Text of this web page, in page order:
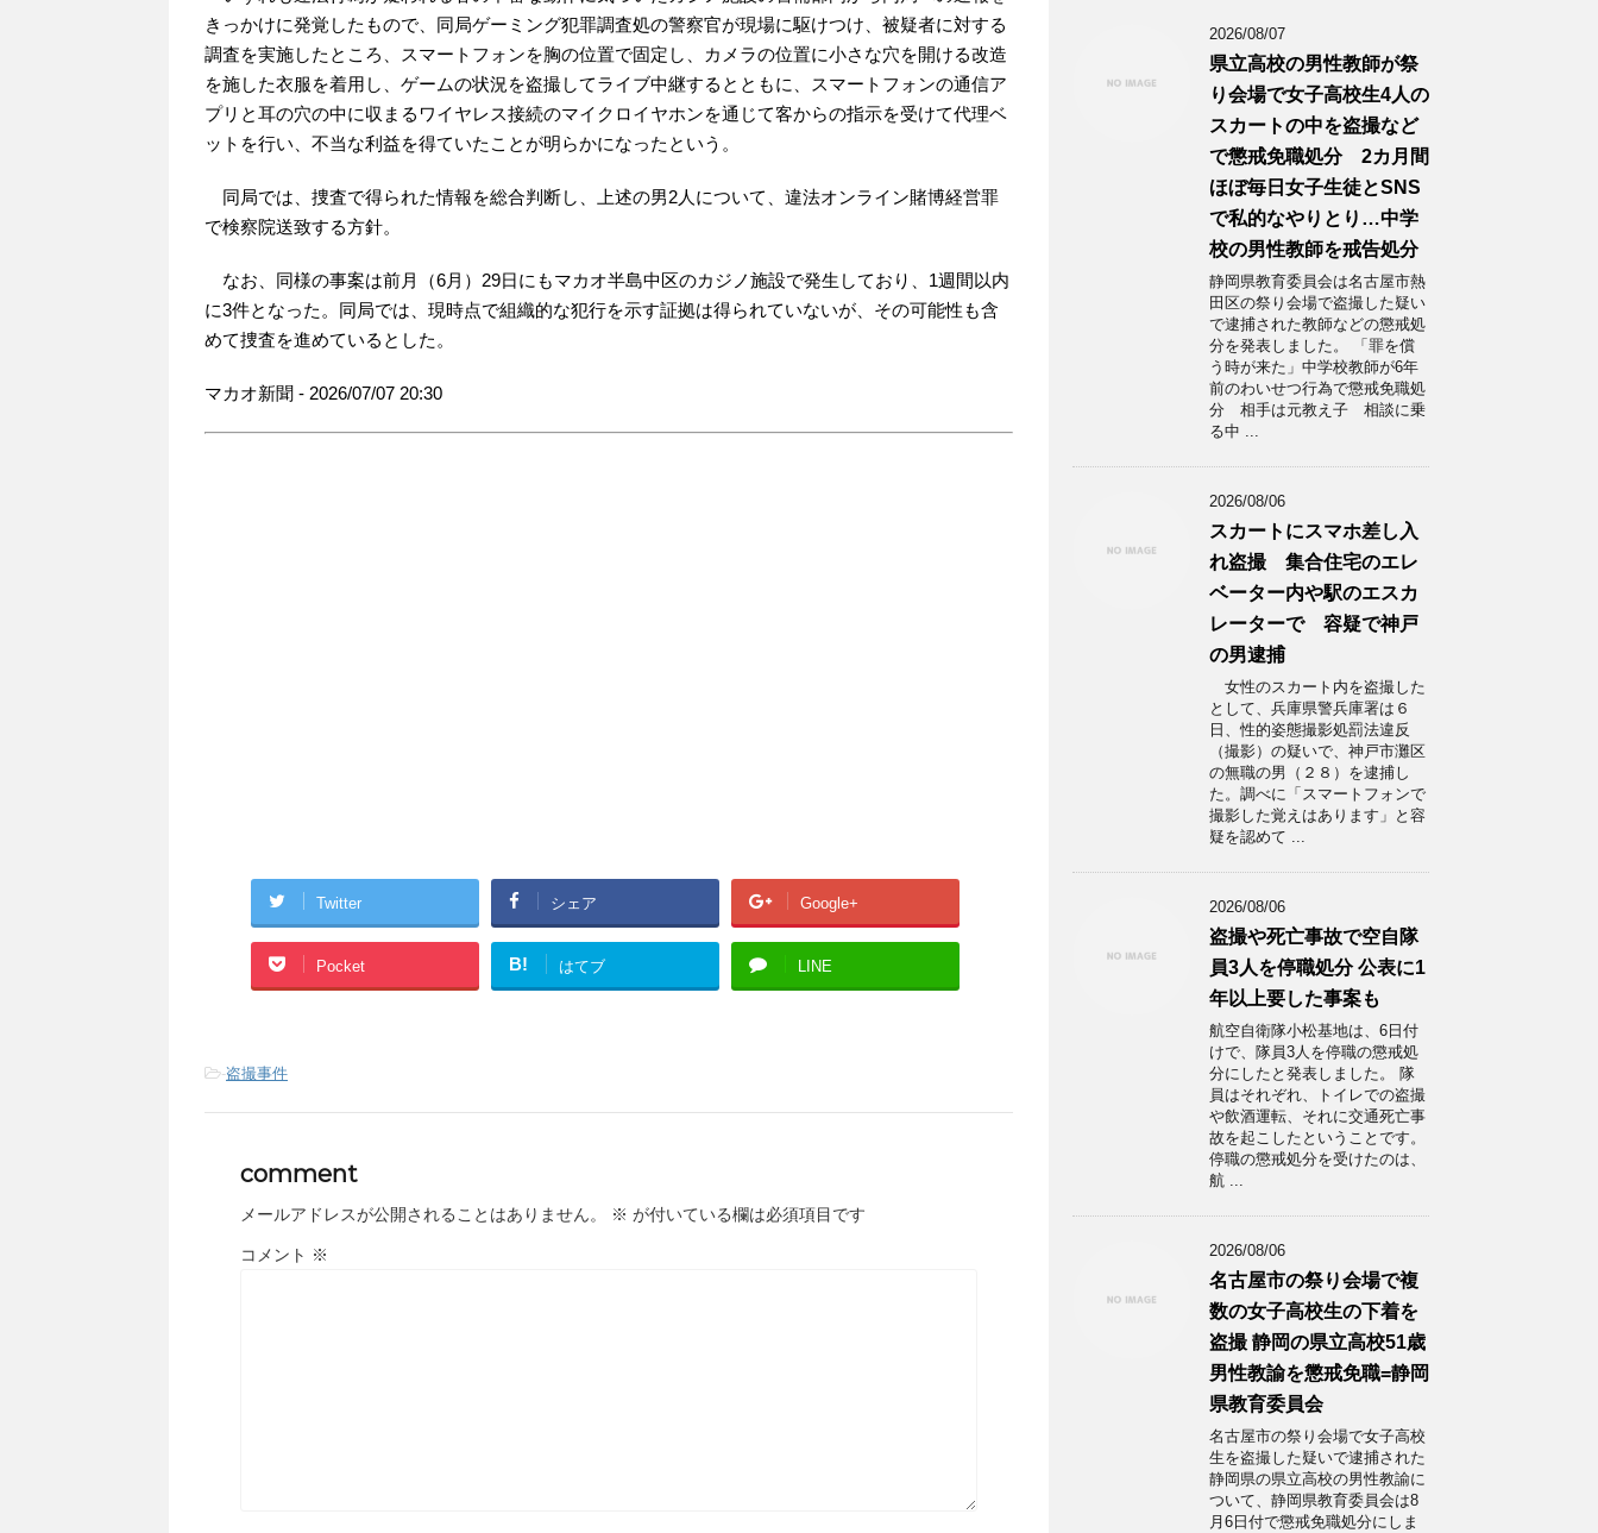
きっかけに発覚したもので、同局ゲーミング犯罪調査処の警察官が現場に駆けつけ、被疑者に対する
調査を実施したところ、スマートフォンを胸の位置で固定し、カメラの位置に小さな穴を開ける改造
を施した衣服を着用し、ゲームの状況を盗撮してライブ中継するとともに、スマートフォンの通信ア
プリと耳の穴の中に収まるワイヤレス接続のマイクロイヤホンを通じて客からの指示を受けて代理ベ
ットを行い、不当な利益を得ていたことが明らかになったという。
同局では、捜査で得られた情報を総合判断し、上述の男2人について、違法オンライン賭博経営罪
で検察院送致する方針。
なお、同様の事案は前月（6月）29日にもマカオ半島中区のカジノ施設で発生しており、1週間以内
に3件となった。同局では、現時点で組織的な犯行を示す証拠は得られていないが、その可能性も含
めて捜査を進めているとした。
マカオ新聞 - 2026/07/07 20:30
Twitter シェア Google+
Pocket B! はてブ LINE
-盗撮事件
comment
メールアドレスが公開されることはありません。 ※ が付いている欄は必須項目です
コメント ※
2026/08/07
県立高校の男性教師が祭
り会場で女子高校生4人の
スカートの中を盗撮など
で懲戒免職処分 2カ月間
ほぼ毎日女子生徒とSNS
で私的なやりとり…中学
校の男性教師を戒告処分
静岡県教育委員会は名古屋市熱
田区の祭り会場で盗撮した疑い
で逮捕された教師などの懲戒処
分を発表しました。 「罪を償
う時が来た」中学校教師が6年
前のわいせつ行為で懲戒免職処
分 相手は元教え子 相談に乗
る中 ...
2026/08/06
スカートにスマホ差し入
れ盗撮 集合住宅のエレ
ベーター内や駅のエスカ
レーターで 容疑で神戸
の男逮捕
女性のスカート内を盗撮した
として、兵庫県警兵庫署は６
日、性的姿態撮影処罰法違反
（撮影）の疑いで、神戸市灘区
の無職の男（２８）を逮捕し
た。調べに「スマートフォンで
撮影した覚えはあります」と容
疑を認めて ...
2026/08/06
盗撮や死亡事故で空自隊
員3人を停職処分 公表に1
年以上要した事案も
航空自衛隊小松基地は、6日付
けで、隊員3人を停職の懲戒処
分にしたと発表しました。 隊
員はそれぞれ、トイレでの盗撮
や飲酒運転、それに交通死亡事
故を起こしたということです。
停職の懲戒処分を受けたのは、
航 ...
2026/08/06
名古屋市の祭り会場で複
数の女子高校生の下着を
盗撮 静岡の県立高校51歳
男性教諭を懲戒免職=静岡
県教育委員会
名古屋市の祭り会場で女子高校
生を盗撮した疑いで逮捕された
静岡県の県立高校の男性教諭に
ついて、静岡県教育委員会は8
月6日付で懲戒免職処分にしま